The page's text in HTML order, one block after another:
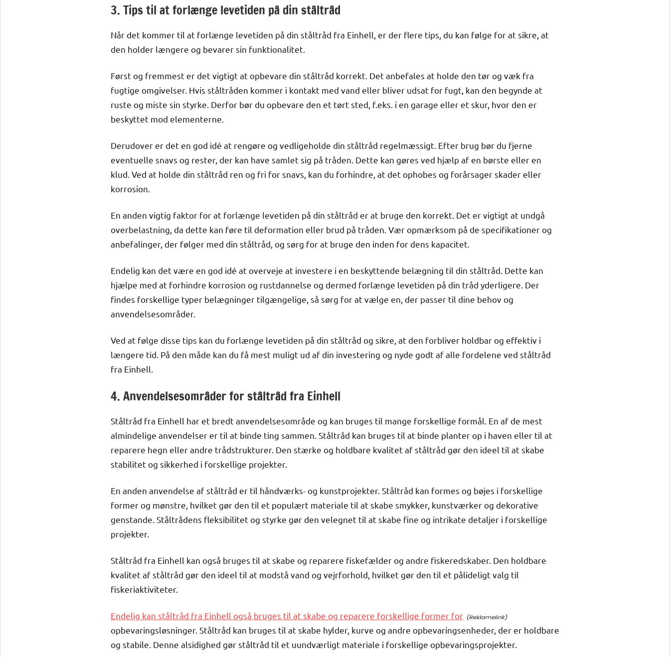
3. Tips til at forlænge levetiden på din ståltråd
Når det kommer til at forlænge levetiden på din ståltråd fra Einhell, er der flere tips, du kan følge for at sikre, at
den holder længere og bevarer sin funktionalitet.
Først og fremmest er det vigtigt at opbevare din ståltråd korrekt. Det anbefales at holde den tør og væk fra
fugtige omgivelser. Hvis ståltråden kommer i kontakt med vand eller bliver udsat for fugt, kan den begynde at
ruste og miste sin styrke. Derfor bør du opbevare den et tørt sted, f.eks. i en garage eller et skur, hvor den er
beskyttet mod elementerne.
Derudover er det en god idé at rengøre og vedligeholde din ståltråd regelmæssigt. Efter brug bør du fjerne
eventuelle snavs og rester, der kan have samlet sig på tråden. Dette kan gøres ved hjælp af en børste eller en
klud. Ved at holde din ståltråd ren og fri for snavs, kan du forhindre, at det ophobes og forårsager skader eller
korrosion.
En anden vigtig faktor for at forlænge levetiden på din ståltråd er at bruge den korrekt. Det er vigtigt at undgå
overbelastning, da dette kan føre til deformation eller brud på tråden. Vær opmærksom på de specifikationer og
anbefalinger, der følger med din ståltråd, og sørg for at bruge den inden for dens kapacitet.
Endelig kan det være en god idé at overveje at investere i en beskyttende belægning til din ståltråd. Dette kan
hjælpe med at forhindre korrosion og rustdannelse og dermed forlænge levetiden på din tråd yderligere. Der
findes forskellige typer belægninger tilgængelige, så sørg for at vælge en, der passer til dine behov og
anvendelsesområder.
Ved at følge disse tips kan du forlænge levetiden på din ståltråd og sikre, at den forbliver holdbar og effektiv i
længere tid. På den måde kan du få mest muligt ud af din investering og nyde godt af alle fordelene ved ståltråd
fra Einhell.
4. Anvendelsesområder for ståltråd fra Einhell
Ståltråd fra Einhell har et bredt anvendelsesområde og kan bruges til mange forskellige formål. En af de mest
almindelige anvendelser er til at binde ting sammen. Ståltråd kan bruges til at binde planter op i haven eller til at
reparere hegn eller andre trådstrukturer. Den stærke og holdbare kvalitet af ståltråd gør den ideel til at skabe
stabilitet og sikkerhed i forskellige projekter.
En anden anvendelse af ståltråd er til håndværks- og kunstprojekter. Ståltråd kan formes og bøjes i forskellige
former og mønstre, hvilket gør den til et populært materiale til at skabe smykker, kunstværker og dekorative
genstande. Ståltrådens fleksibilitet og styrke gør den velegnet til at skabe fine og intrikate detaljer i forskellige
projekter.
Ståltråd fra Einhell kan også bruges til at skabe og reparere fiskefælder og andre fiskeredskaber. Den holdbare
kvalitet af ståltråd gør den ideel til at modstå vand og vejrforhold, hvilket gør den til et pålideligt valg til
fiskeriaktiviteter.
Endelig kan ståltråd fra Einhell også bruges til at skabe og reparere forskellige former for
opbevaringsløsninger. Ståltråd kan bruges til at skabe hylder, kurve og andre opbevaringsenheder, der er holdbare
og stabile. Denne alsidighed gør ståltråd til et uundværligt materiale i forskellige opbevaringsprojekter.